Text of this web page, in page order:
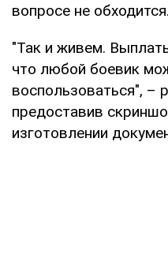
вопросе не обходится.
"Так и живем.
что любой боевик
воспользоваться", –
предоставив
изготовлении